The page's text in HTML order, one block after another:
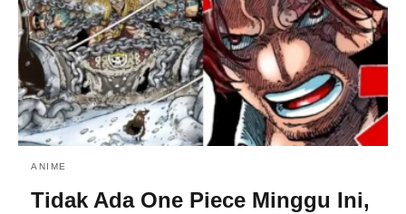
ANIME
Tidak Ada One Piece Minggu Ini,